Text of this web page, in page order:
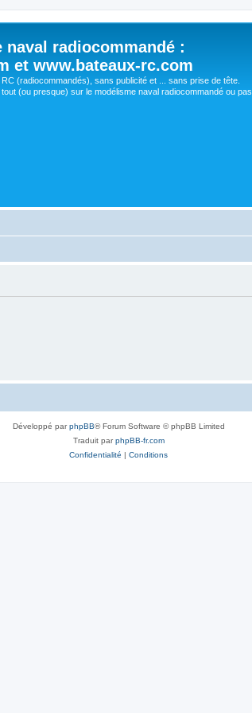
naval radiocommandé :
et www.bateaux-rc.com
(radiocommandés), sans publicité et ... sans prise de tête.
(ou presque) sur le modélisme naval radiocommandé ou pas.
Développé parphpBB® Forum Software © phpBB Limited
Traduit parphpBB-fr.com
Confidentialité | Conditions